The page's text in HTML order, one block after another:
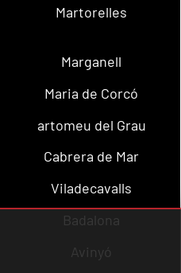
Martorelles
Marganell
Maria de Corcó
artomeu del Grau
Cabrera de Mar
Viladecavalls
Badalona
Avinyó